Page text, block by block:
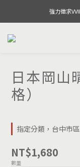
強力徵求
日本岡山
格）
指定分類，台中市
NT$1,680
數量